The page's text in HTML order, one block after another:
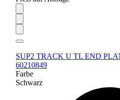
SUP2 TRACK U TL END
60210849
Farbe
Schwarz